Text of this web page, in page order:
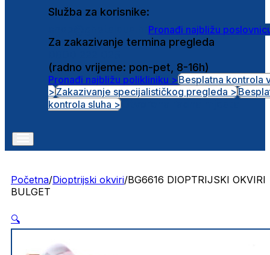
Služba za korisnike:
Pronađi najbližu
Za zakazivanje termina pregleda
(radno vrijeme: pon-pet, 8-16h)
Pronađi najbližu polikliniku >Besplatna kontrola
>Zakazivanje specijalističkog pregleda >
kontrola sluha >
Početna/Dioptrijski okviri/BG6616 DIOPTRIJSKI OKVIRI
BULGET
🔍